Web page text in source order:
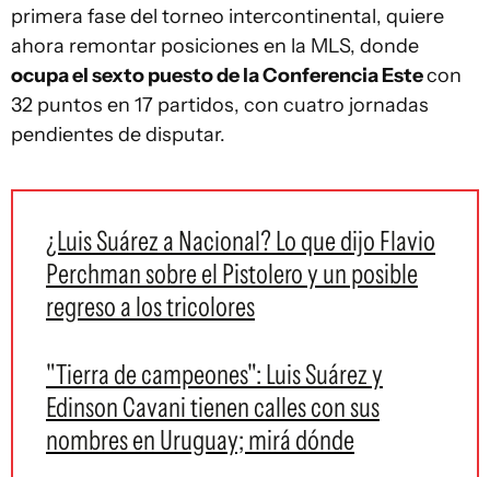
primera fase del torneo intercontinental, quiere
ahora remontar posiciones en la MLS, donde
ocupa el sexto puesto de la Conferencia Estecon
32 puntos en 17 partidos, con cuatro jornadas
pendientes de disputar.
¿Luis Suárez a Nacional? Lo que dijo Flavio
Perchman sobre el Pistolero y un posible
regreso a los tricolores
"Tierra de campeones": Luis Suárez y
Edinson Cavani tienen calles con sus
nombres en Uruguay; mirá dónde